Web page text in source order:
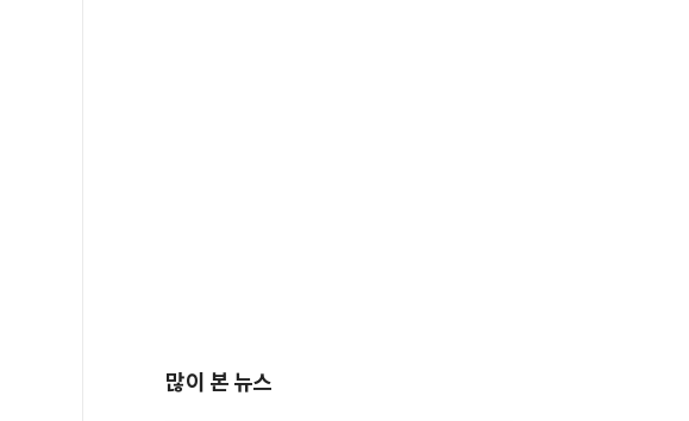
많이 본 뉴스